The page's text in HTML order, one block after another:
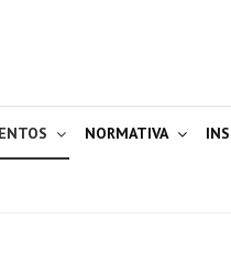
NORMATIVA